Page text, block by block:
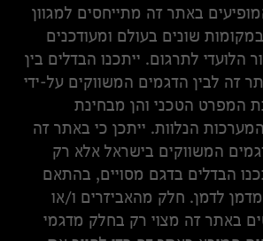
באתר זה מתייחסים למגוון
שונים בעולם ומעודכנים
לתרגום. ייתכנו הבדלים בין
זה לבין הדגמים המשווקים על-ידי
המפרט הטכני והן מבחינת
הנלוות. ייתכן כי באתר זה
המשווקים בישראל אלא רק
הבדלים בדגם מסויים, בהתאם
לדמן. חלק מהאביזרים ו/או
באתר זה מצוי רק בחלק מדגמי